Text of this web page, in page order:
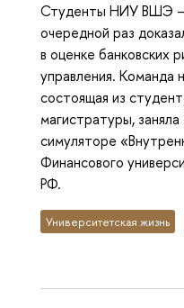
Студенты НИУ ВШЭ –
очередной раз
в оценке банковских
управления. Команда
состоящая из
магистратуры,
симуляторе
Финансового
РФ.
Университетская жизнь